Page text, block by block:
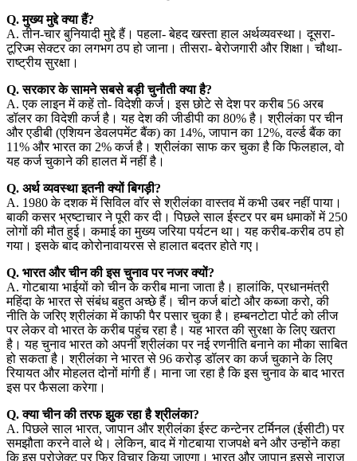
Q. मुख्य मुद्दे क्या हैं?
A. तीन-चार बुनियादी मुद्दे हैं। पहला- बेहद खस्ता हाल अर्थव्यवस्था। दूसरा-
टूरिज्म सेक्टर का लगभग ठप हो जाना। तीसरा- बेरोजगारी और शिक्षा। चौथा-
राष्ट्रीय सुरक्षा।
Q. सरकार के सामने सबसे बड़ी चुनौती क्या है?
A. एक लाइन में कहें तो- विदेशी कर्ज। इस छोटे से देश पर करीब 56 अरब
डॉलर का विदेशी कर्ज है। यह देश की जीडीपी का 80% है। श्रीलंका पर चीन
और एडीबी (एशियन डेवलपमेंट बैंक) का 14%, जापान का 12%, वर्ल्ड बैंक का
11% और भारत का 2% कर्ज है। श्रीलंका साफ कर चुका है कि फिलहाल, वो
यह कर्ज चुकाने की हालत में नहीं है।
Q. अर्थ व्यवस्था इतनी क्यों बिगड़ी?
A. 1980 के दशक में सिविल वॉर से श्रीलंका वास्तव में कभी उबर नहीं पाया।
बाकी कसर भ्रष्टाचार ने पूरी कर दी। पिछले साल ईस्टर पर बम धमाकों में 250
लोगों की मौत हुई। कमाई का मुख्य जरिया पर्यटन था। यह करीब-करीब ठप हो
गया। इसके बाद कोरोनावायरस से हालात बदतर होते गए।
Q. भारत और चीन की इस चुनाव पर नजर क्यों?
A. गोटबाया भाईयों को चीन के करीब माना जाता है। हालांकि, प्रधानमंत्री
महिंदा के भारत से संबंध बहुत अच्छे हैं। चीन कर्ज बांटो और कब्जा करो, की
नीति के जरिए श्रीलंका में काफी पैर पसार चुका है। हम्बनटोटा पोर्ट को लीज
पर लेकर वो भारत के करीब पहुंच रहा है। यह भारत की सुरक्षा के लिए खतरा
है। यह चुनाव भारत को अपनी श्रीलंका पर नई रणनीति बनाने का मौका साबित
हो सकता है। श्रीलंका ने भारत से 96 करोड़ डॉलर का कर्ज चुकाने के लिए
रियायत और मोहलत दोनों मांगी हैं। माना जा रहा है कि इस चुनाव के बाद भारत
इस पर फैसला करेगा।
Q. क्या चीन की तरफ झुक रहा है श्रीलंका?
A. पिछले साल भारत, जापान और श्रीलंका ईस्ट कन्टेनर टर्मिनल (ईसीटी) पर
समझौता करने वाले थे। लेकिन, बाद में गोटबाया राजपक्षे बने और उन्होंने कहा
कि इस प्रोजेक्ट पर फिर विचार किया जाएगा। भारत और जापान इससे नाराज